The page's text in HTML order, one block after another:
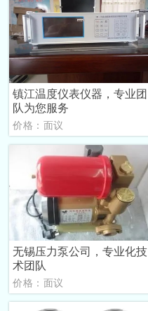
镇江温度仪表仪器，专业团
队为您服务
价格：面议
无锡压力泵公司，专业化技
术团队
价格：面议